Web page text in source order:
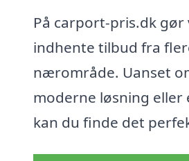
På carport-pris.dk
indhente tilbud fra
nærområde. Uanset
moderne løsning eller
kan du finde det